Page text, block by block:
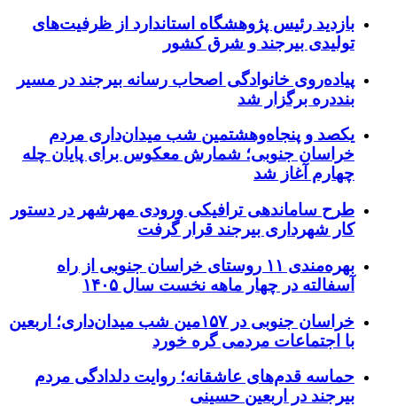
بازدید رئیس پژوهشگاه استاندارد از ظرفیت‌های
تولیدی بیرجند و شرق کشور
پیاده‌روی خانوادگی اصحاب رسانه بیرجند در مسیر
بنددره برگزار شد
یکصد و پنجاه‌وهشتمین شب میدان‌داری مردم
خراسان جنوبی؛ شمارش معکوس برای پایان چله
چهارم آغاز شد
طرح ساماندهی ترافیکی ورودی مهرشهر در دستور
کار شهرداری بیرجند قرار گرفت
بهره‌مندی ۱۱ روستای خراسان جنوبی از راه
آسفالته در چهار ماهه نخست سال ۱۴۰۵
خراسان جنوبی در ۱۵۷مین شب میدان‌داری؛ اربعین
با اجتماعات مردمی گره خورد
حماسه قدم‌های عاشقانه؛ روایت دلدادگی مردم
بیرجند در اربعین حسینی